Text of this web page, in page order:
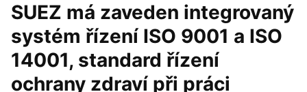
SUEZ má zaveden integrovaný
systém řízení ISO 9001 a ISO
14001, standard řízení
ochrany zdraví při práci